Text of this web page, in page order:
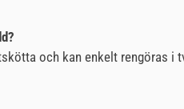
och kan enkelt rengöras i